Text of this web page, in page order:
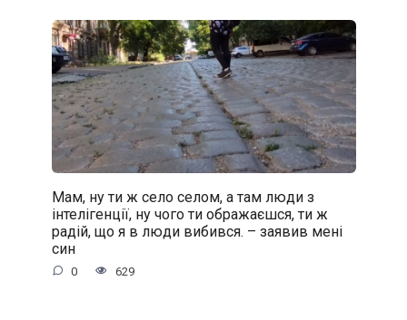
Мам, ну ти ж село селом, а там люди з
інтелігенції, ну чого ти ображаєшся, ти ж
радій, що я в люди вибився. – заявив мені
син
0 629